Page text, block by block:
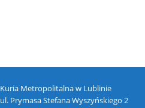
Kuria Metropolitalna w Lublinie
ul. Prymasa Stefana Wyszyńskiego 2